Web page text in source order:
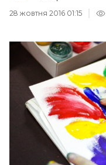
28 жовтня 2016 01:15